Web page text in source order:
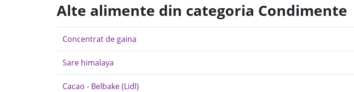
Alte alimente din categoria Condimente
Concentrat de gaina
Sare himalaya
Cacao - Belbake (Lidl)